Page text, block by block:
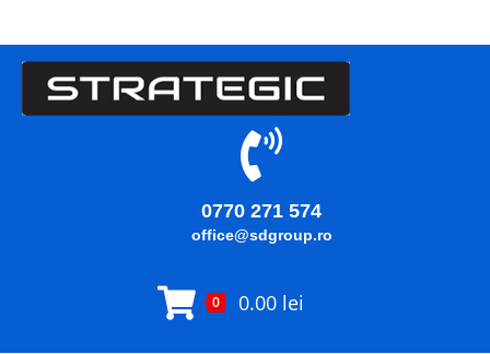
0770 271 574
office@sdgroup.ro
0 0.00 lei